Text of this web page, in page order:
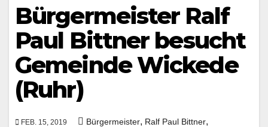
Bürgermeister Ralf
Paul Bittner besucht
Gemeinde Wickede
(Ruhr)
FEB. 15, 2019 Bürgermeister, Ralf Paul Bittner,